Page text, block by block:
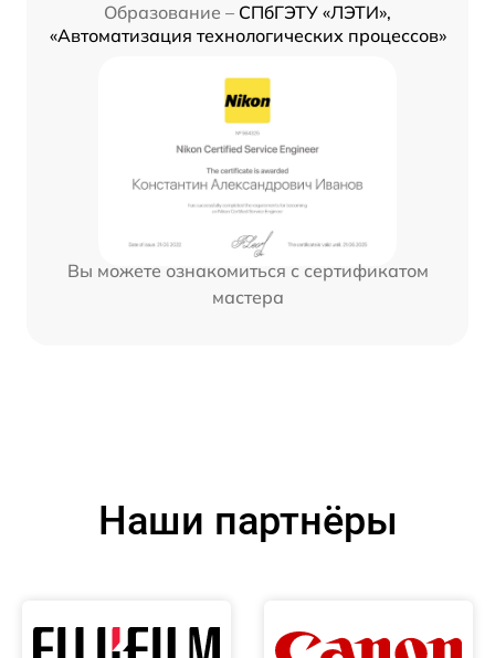
Образование – СПбГЭТУ «ЛЭТИ»,
«Автоматизация технологических процессов»
Вы можете ознакомиться с сертификатом
мастера
Наши партнёры